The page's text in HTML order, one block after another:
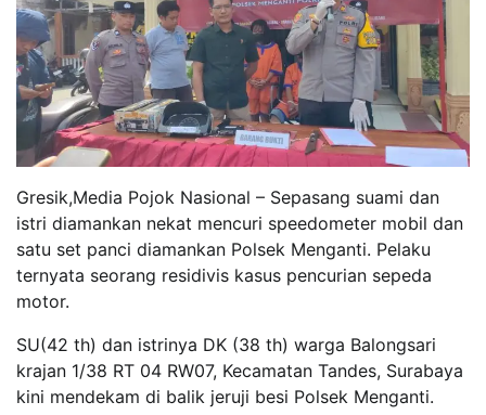
Gresik,Media Pojok Nasional – Sepasang suami dan
istri diamankan nekat mencuri speedometer mobil dan
satu set panci diamankan Polsek Menganti. Pelaku
ternyata seorang residivis kasus pencurian sepeda
motor.
SU(42 th) dan istrinya DK (38 th) warga Balongsari
krajan 1/38 RT 04 RW07, Kecamatan Tandes, Surabaya
kini mendekam di balik jeruji besi Polsek Menganti.